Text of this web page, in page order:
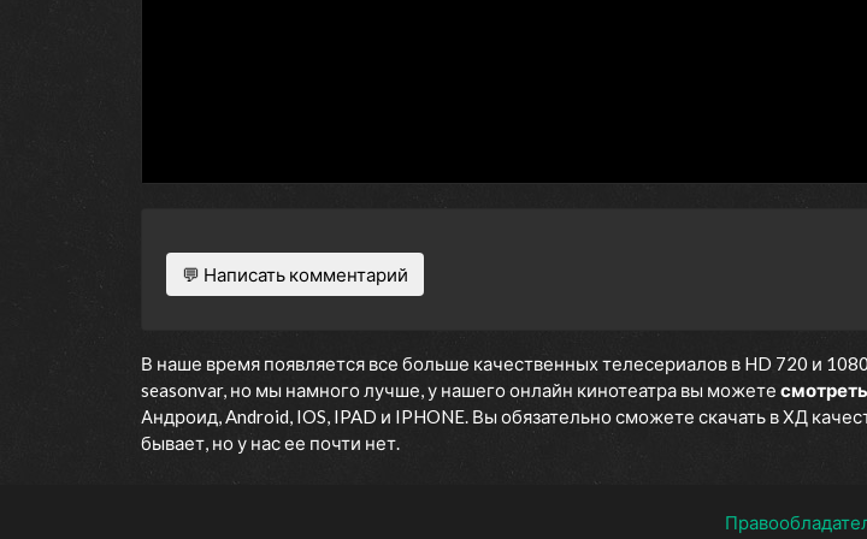
1 сезон 6 серия
1 сезон 1 серия
💬 Написать комментарий
В наше время появляется все больше качественных телесериалов в HD 720 и
seasonvar, но мы намного лучше, у нашего онлайн кинотеатра вы можете
Андроид, Android, IOS, IPAD и IPHONE. Вы обязательно сможете скачать в ХД
бывает, но у нас ее почти нет.